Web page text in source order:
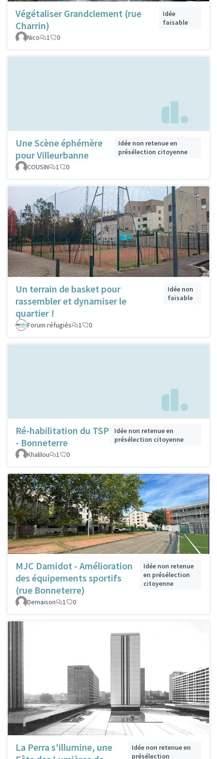
Végétaliser Grandclement (rue
Charrin)
Idée
faisable
Nico
1 0
Une Scène éphémère
pour Villeurbanne
Idée non retenue en
présélection citoyenne
COUSIN
1 0
Un terrain de basket pour
rassembler et dynamiser le
quartier !
Idée non
faisable
Forum réfugiés 1 0
Ré-habilitation du TSP
- Bonneterre
Idée non retenue en
présélection citoyenne
Khalilou
1 0
MJC Damidot - Amélioration
des équipements sportifs
(rue Bonneterre)
Idée non retenue
en présélection
citoyenne
Demaison 1 0
La Perra s'illumine, une
Idée non retenue en
présélection